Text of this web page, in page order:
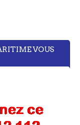
VOUS